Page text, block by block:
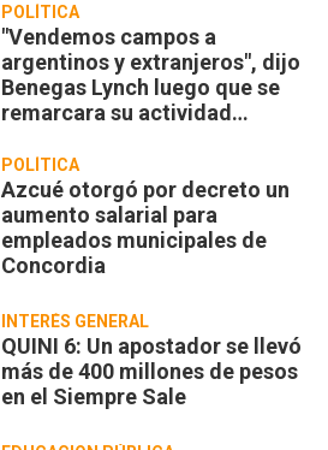
POLÍTICA
"Vendemos campos a
argentinos y extranjeros", dijo
Benegas Lynch luego que se
remarcara su actividad
POLÍTICA
Azcué otorgó por decreto un
aumento salarial para
empleados municipales de
Concordia
INTERÉS GENERAL
QUINI 6: Un apostador se llevó
más de 400 millones de pesos
en el Siempre Sale